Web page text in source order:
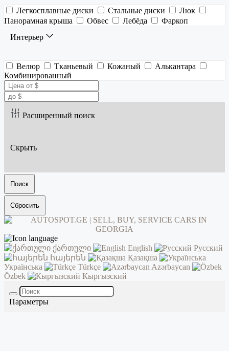
Легкосплавные диски Стальные диски
Люк
Панорамная крыша
Обвес Лебёда
Фаркоп
Интерьер
Велюр Тканьевый Кожаный
Алькантара
Комбинированный
Расширенный поиск
Скрыть
Поиск
Сбросить
ქართული English
Русский
հայերեն
Қазақша
Українська
Türkçe
Azərbaycan
Özbek
Кыргызский
Параметры